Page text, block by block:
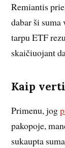
Remiantis
dabar ši
tarpu ETF
skaičiuojant
Kaip
Primenu, jog
pakopoje,
sukaupta